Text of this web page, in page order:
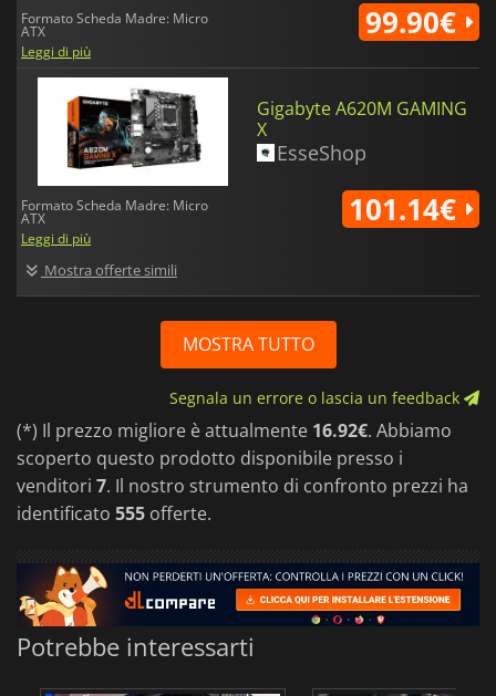
Formato Scheda Madre: Micro
ATX
Leggi di più
99.90€
Gigabyte A620M GAMING
X
EsseShop
Formato Scheda Madre: Micro
ATX
Leggi di più
Mostra offerte simili
101.14€
MOSTRA TUTTO
Segnala un errore o lascia un feedback
(*) Il prezzo migliore è attualmente 16.92€. Abbiamo
scoperto questo prodotto disponibile presso i
venditori 7. Il nostro strumento di confronto prezzi ha
identificato 555 offerte.
Potrebbe interessarti